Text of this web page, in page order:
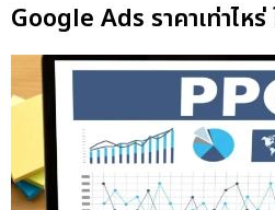
Google Ads ราคาเท่าไห